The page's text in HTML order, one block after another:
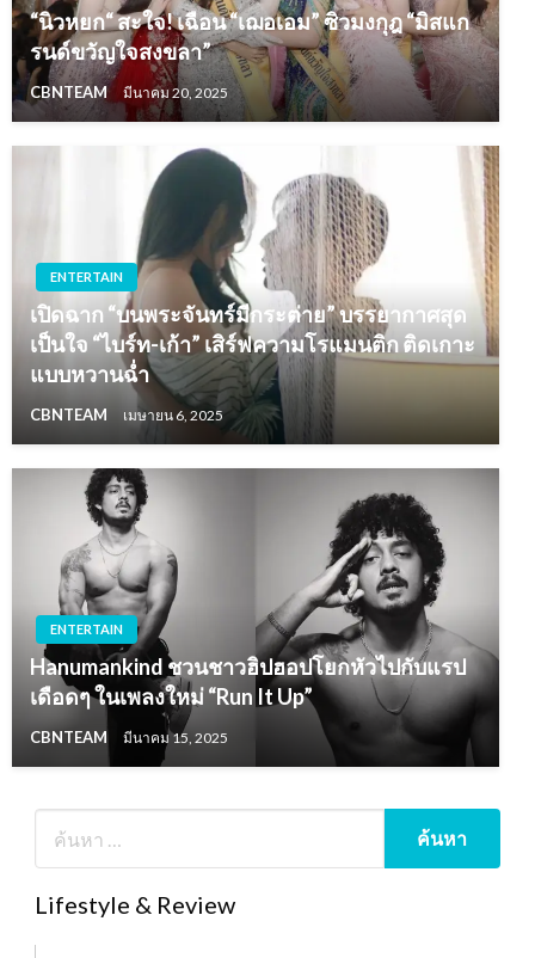
“นิวหยก“ สะใจ! เฉือน “เฌอเอม” ซิวมงกุฎ “มิสแก
รนด์ขวัญใจสงขลา”
CBNTEAM มีนาคม 20, 2025
ENTERTAIN
เปิดฉาก “บนพระจันทร์มีกระต่าย” บรรยากาศสุด
เป็นใจ “ไบร์ท-เก้า” เสิร์ฟความโรแมนติก ติดเกาะ
แบบหวานฉ่ำ
CBNTEAM เมษายน 6, 2025
ENTERTAIN
Hanumankind ชวนชาวฮิปฮอปโยกหัวไปกับแรป
เดือดๆ ในเพลงใหม่ “Run It Up”
CBNTEAM มีนาคม 15, 2025
Lifestyle & Review